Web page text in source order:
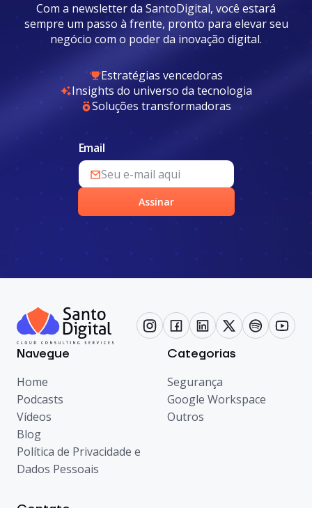
Com a newsletter da SantoDigital, você estará
sempre um passo à frente, pronto para elevar seu
negócio com o poder da inovação digital.
Estratégias vencedoras
Insights do universo da tecnologia
Soluções transformadoras
Email
Assinar
Navegue
Home
Podcasts
Vídeos
Blog
Política de Privacidade e
Dados Pessoais
Categorias
Segurança
Google Workspace
Outros